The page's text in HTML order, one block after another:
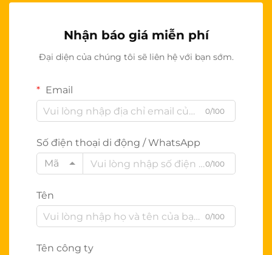
Nhận báo giá miễn phí
Đại diện của chúng tôi sẽ liên hệ với bạn sớm.
Email
0/100
Số điện thoại di động / WhatsApp
Mã
0/100
Tên
0/100
Tên công ty